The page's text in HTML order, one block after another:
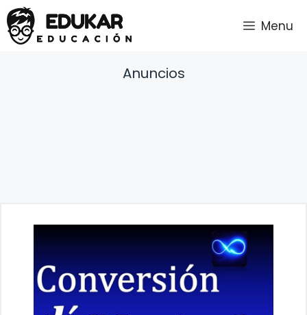
Saltar
al
contenido
Menu
Anuncios